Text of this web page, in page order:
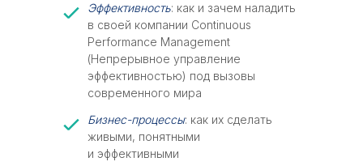
Эффективность: как и зачем наладить
в своей компании Continuous
Performance Management
(Непрерывное управление
эффективностью) под вызовы
современного мира
Бизнес-процессы: как их сделать
живыми, понятными
и эффективными